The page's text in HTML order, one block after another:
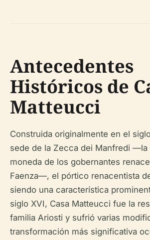
Antecedentes
Históricos de
Matteucci
Construida originalmente en el
sede de la Zecca dei Manfredi —la
moneda de los gobernantes
Faenza—, el pórtico renacentista
siendo una característica
siglo XVI, Casa Matteucci fue la
familia Ariosti y sufrió varias
transformación más significativa